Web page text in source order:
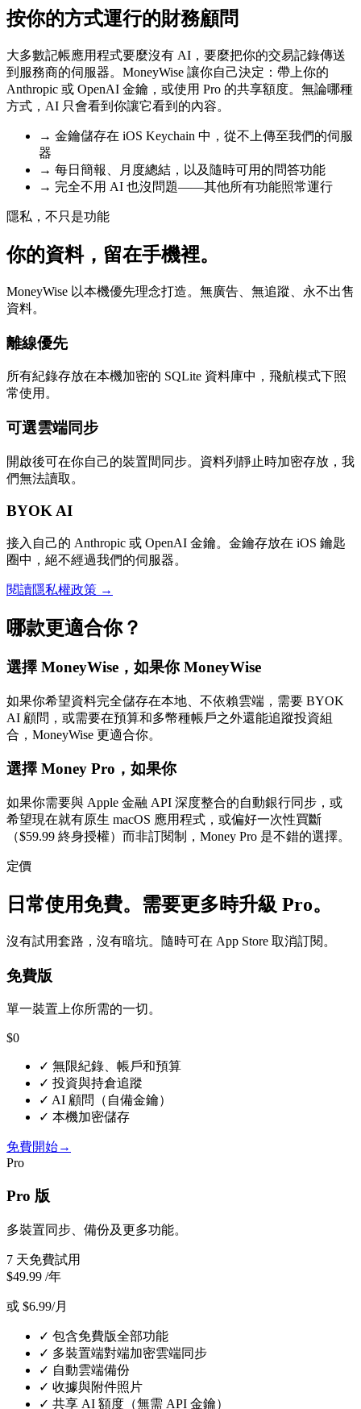
按你的方式運行的財務顧問
大多數記帳應用程式要麼沒有 AI，要麼把你的交易記錄傳送
到服務商的伺服器。MoneyWise 讓你自己決定：帶上你的
Anthropic 或 OpenAI 金鑰，或使用 Pro 的共享額度。無論哪種
方式，AI 只會看到你讓它看到的內容。
→ 金鑰儲存在 iOS Keychain 中，從不上傳至我們的伺服
器
→ 每日簡報、月度總結，以及隨時可用的問答功能
→ 完全不用 AI 也沒問題——其他所有功能照常運行
隱私，不只是功能
你的資料，留在手機裡。
MoneyWise 以本機優先理念打造。無廣告、無追蹤、永不出售
資料。
離線優先
所有紀錄存放在本機加密的 SQLite 資料庫中，飛航模式下照
常使用。
可選雲端同步
開啟後可在你自己的裝置間同步。資料列靜止時加密存放，我
們無法讀取。
BYOK AI
接入自己的 Anthropic 或 OpenAI 金鑰。金鑰存放在 iOS 鑰匙
圈中，絕不經過我們的伺服器。
閱讀隱私權政策 →
哪款更適合你？
選擇 MoneyWise，如果你 MoneyWise
如果你希望資料完全儲存在本地、不依賴雲端，需要 BYOK
AI 顧問，或需要在預算和多幣種帳戶之外還能追蹤投資組
合，MoneyWise 更適合你。
選擇 Money Pro，如果你
如果你需要與 Apple 金融 API 深度整合的自動銀行同步，或
希望現在就有原生 macOS 應用程式，或偏好一次性買斷
（$59.99 終身授權）而非訂閱制，Money Pro 是不錯的選擇。
定價
日常使用免費。需要更多時升級 Pro。
沒有試用套路，沒有暗坑。隨時可在 App Store 取消訂閱。
免費版
單一裝置上你所需的一切。
$0
✓ 無限紀錄、帳戶和預算
✓ 投資與持倉追蹤
✓ AI 顧問（自備金鑰）
✓ 本機加密儲存
免費開始→
Pro
Pro 版
多裝置同步、備份及更多功能。
7 天免費試用
$49.99 /年
或 $6.99/月
✓ 包含免費版全部功能
✓ 多裝置端對端加密雲端同步
✓ 自動雲端備份
✓ 收據與附件照片
✓ 共享 AI 額度（無需 API 金鑰）